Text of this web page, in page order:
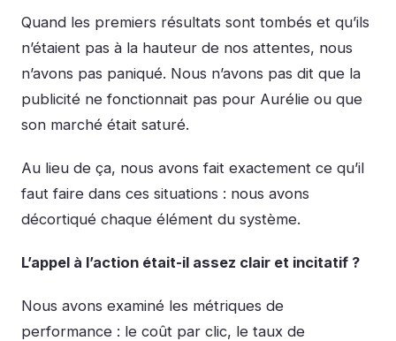
Quand les premiers résultats sont tombés et qu’ils
n’étaient pas à la hauteur de nos attentes, nous
n’avons pas paniqué. Nous n’avons pas dit que la
publicité ne fonctionnait pas pour Aurélie ou que
son marché était saturé.
Au lieu de ça, nous avons fait exactement ce qu’il
faut faire dans ces situations : nous avons
décortiqué chaque élément du système.
L’appel à l’action était-il assez clair et incitatif ?
Nous avons examiné les métriques de
performance : le coût par clic, le taux de